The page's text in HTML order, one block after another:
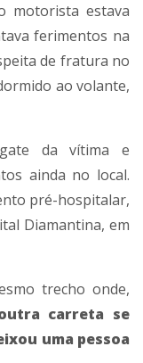
motorista estava
ferimentos na
de fratura no
ao volante,
da vítima e
ainda no local.
pré-hospitalar,
Diamantina, em
trecho onde,
carreta se
uma pessoa